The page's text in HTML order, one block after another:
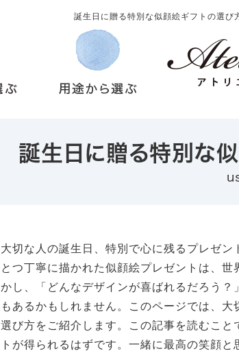
誕生日に贈る特別な似顔絵ギフトの選び
誕生日に贈る特別な
大切な人の誕生日、特別で心に残るプレゼ
とつ丁寧に描かれた似顔絵プレゼントは、
かし、「どんなデザインが喜ばれるだろう
もあるかもしれません。このページでは、
選び方をご紹介します。この記事を読むこ
トが得られるはずです。一緒に最高の笑顔